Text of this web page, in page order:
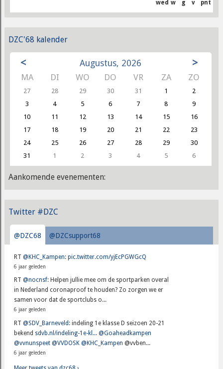
wed w g v pnt
DZC'68 kalender
< Augustus, 2026 >
MA DI WO DO VR ZA ZO
27 28 29 30 31 1
2
3
4 5 6 7 8
9
10
11 12 13 14 15
16
17
18 19 20 21 22
23
24
25 26 27 28 29
30
31
1 2 3 4 5 6
Aankomende evenementen:
Twitter #DZC
@DZC68 @DZCsupport68
RT@KHC_Kampen:pic.twitter.com/yjEcPGWGcQ
6 jaar geleden
RT@nocnsf: Helpen jullie mee om de sportparken overal
in Nederland coronaproof te houden? Zo zorgen we er
samen voor dat de sportclubs o...
6 jaar geleden
RT@SDV_Barneveld : indeling 1e klasse D seizoen 20-21
bekend sdvb.nl/indeling-1e-kl... @Goaheadkampen
@vvnunspeet @VVDOSK @KHC_Kampen @vvben...
6 jaar geleden